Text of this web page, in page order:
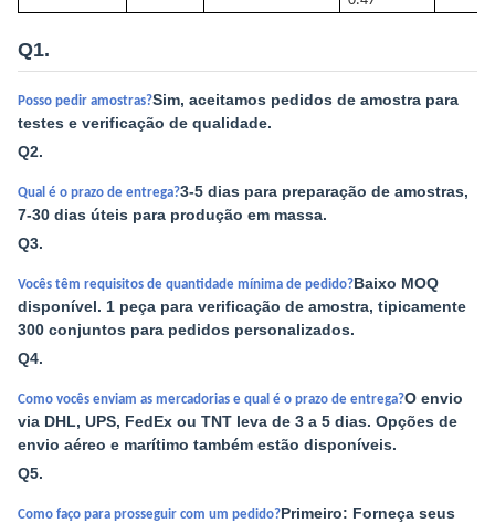
Q1.
Posso pedir amostras?Sim, aceitamos pedidos de amostra para
testes e verificação de qualidade.
Q2.
Qual é o prazo de entrega?3-5 dias para preparação de amostras,
7-30 dias úteis para produção em massa.
Q3.
Vocês têm requisitos de quantidade mínima de pedido?Baixo MOQ
disponível. 1 peça para verificação de amostra, tipicamente
300 conjuntos para pedidos personalizados.
Q4.
Como vocês enviam as mercadorias e qual é o prazo de entrega?O envio
via DHL, UPS, FedEx ou TNT leva de 3 a 5 dias. Opções de
envio aéreo e marítimo também estão disponíveis.
Q5.
Como faço para prosseguir com um pedido?Primeiro: Forneça seus